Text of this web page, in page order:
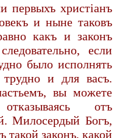
первыхъ христiанъ
и ныне таковъ
какъ и законъ
если
было исполнять
и для васъ.
вы можете
отъ
Милосердый Богъ,
такой законъ, какой